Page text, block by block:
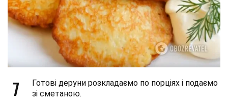
7
Готові деруни розкладаємо по порціях і подаємо
зі сметаною.